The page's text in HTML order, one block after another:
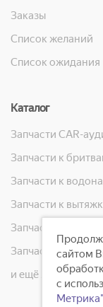
Заказы
Список желаний
Список ожидания
Каталог
Запчасти CAR-
Запчасти к
и ещё 23
сайтом
с
Метрика"